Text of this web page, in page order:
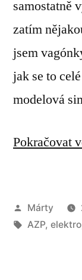
samostatně
zatím
jsem
jak se to
modelová
Pokračovat
Autor
Márty
Štítky:
AZP, elektro